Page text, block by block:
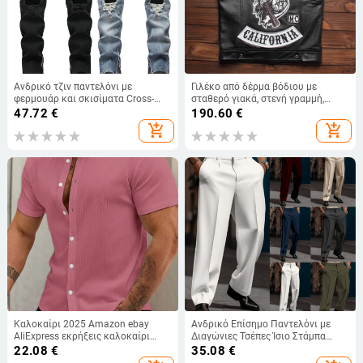
Ανδρικό τζιν παντελόνι με
φερμουάρ και σκισίματα Cross-
border Supply
47.72 €
add_shopping_cart
Γιλέκο από δέρμα βόδιου με
σταθερό γιακά, στενή γραμμή,
φερμουάρ, κέντημα με πολλά
190.60 €
add_shopping_cart
Καλοκαίρι 2025 Amazon ebay
AliExpress εκρήξεις καλοκαίρι
καλοκαίρι με V λαιμόκοψη, νέο
μονόχρωμο ζακέτα με κοντό
22.08 €
Ανδρικό Επίσημο Παντελόνι με
Διαγώνιες Τσέπες Ίσιο Στάμπα
Μονόχρωμο Καρό Αναπνέει
ΕΞΩΤΕΡΙΚΟΥ ΧΩΡΟΥ Καθημερινά
35.08 €